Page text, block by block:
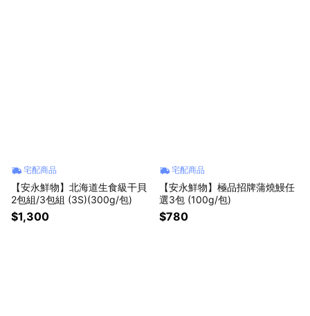
宅配商品
【安永鮮物】北海道生食級干貝
2包組/3包組 (3S)(300g/包)
$1,300
宅配商品
【安永鮮物】極品招牌蒲燒鰻任
選3包 (100g/包)
$780